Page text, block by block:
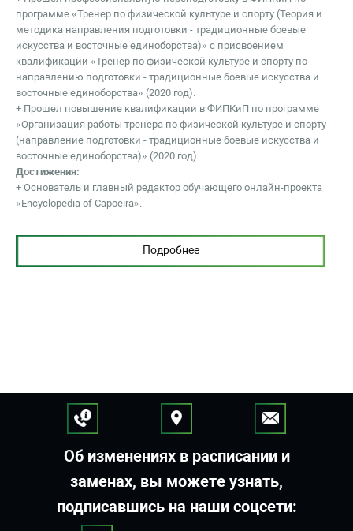
программе «Тренер по физической культуре и спорту (Теория и
методика направления подготовки - традиционные боевые
искусства и восточные единоборства)» с присвоением
квалификации «Тренер по физической культуре и спорту по
направлению подготовки - традиционные боевые искусства и
восточные единоборства» (2020 год).
+ Прошел повышение квалификации в ФИПКиП по программе
«Организация работы тренера по физической культуре и спорту
(направление подготовки - традиционные боевые искусства и
восточные единоборства)» (2020 год).
Достижения:
+ Основатель и главный редактор обучающего онлайн-проекта
«Encyclopedia of Capoeira».
Подробнее
Об изменениях в расписании и
заменах, вы можете узнать,
подписавшись на наши соцсети: